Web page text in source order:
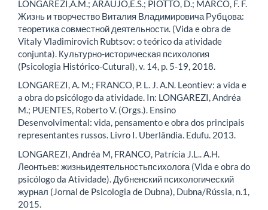
LONGAREZI,A.M.; ARAUJO,E.S.; PIOTTO, D.; MARCO, F. F.
Жизнь и творчество Виталия Владимировича Рубцова:
теоретика совместной деятельности. (Vida e obra de
Vitaly Vladimirovich Rubtsov: o teórico da atividade
conjunta). Культурно-историческая психология
(Psicologia Histórico-Cutural), v. 14, p. 5-19, 2018.
LONGAREZI, A. M.; FRANCO, P. L. J. A.N. Leontiev: a vida e
a obra do psicólogo da atividade. In: LONGAREZI, Andréa
M.; PUENTES, Roberto V. (Orgs.). Ensino
Desenvolvimental: vida, pensamento e obra dos principais
representantes russos. Livro I. Uberlândia. Edufu. 2013.
LONGAREZI, Andréa M, FRANCO, Patrícia J.L.. А.Н.
Леонтьев: жизньидеятельностьпсихолога (Vida e obra do
psicólogo da Atividade). Дубненский психологический
журнал (Jornal de Psicologia de Dubna), Dubna/Rússia, n.1,
2015.